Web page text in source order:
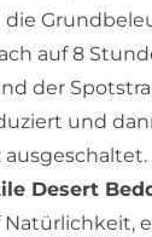
auf 8
der
und
ausgeschaltet.
Desert
Natürlichkeit,